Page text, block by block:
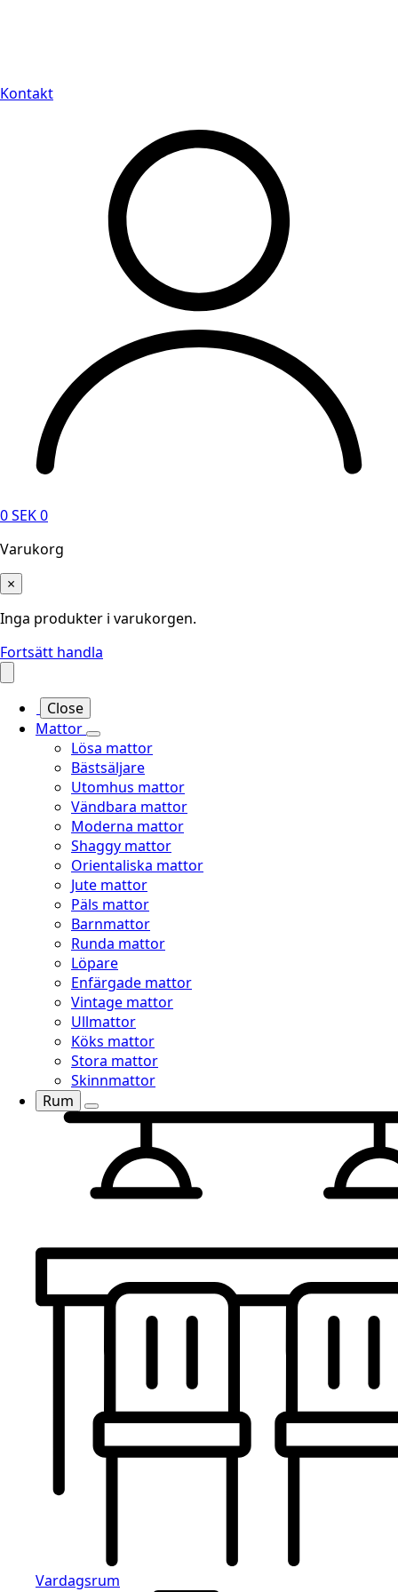
Kontakt
0SEK0
Varukorg
×
Inga produkter i varukorgen.
Fortsätt handla
Close
Mattor
Lösa mattor
Bästsäljare
Utomhus mattor
Vändbara mattor
Moderna mattor
Shaggy mattor
Orientaliska mattor
Jute mattor
Päls mattor
Barnmattor
Runda mattor
Löpare
Enfärgade mattor
Vintage mattor
Ullmattor
Köks mattor
Stora mattor
Skinnmattor
Rum
Vardagsrum